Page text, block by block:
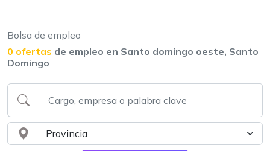
Bolsa de empleo
0 ofertas de empleo en Santo domingo oeste, Santo
Domingo